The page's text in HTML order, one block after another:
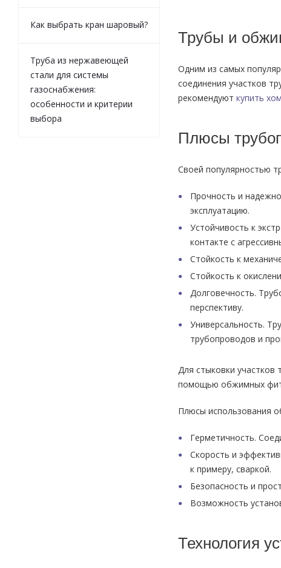
Трубы и
Одним из самых
соединения участков
рекомендуют купить
Плюсы
Своей популярностью
Прочность и
эксплуатацию.
Устойчивость к
контакте с
Стойкость к
Стойкость к
Долговечность.
перспективу.
Универсальность.
трубопроводов и
Для стыковки участков
помощью обжимных
Плюсы использования
Герметичность.
Скорость и
к примеру, сваркой.
Безопасность и
Возможность
Технология
Как выбрать кран шаровый?
Труба из нержавеющей
стали для системы
газоснабжения:
особенности и критерии
выбора